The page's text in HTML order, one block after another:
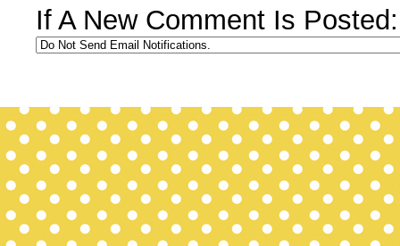
If A New Comment Is Posted: